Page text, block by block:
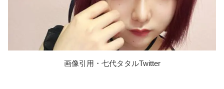
画像引用・七代タタルTwitter